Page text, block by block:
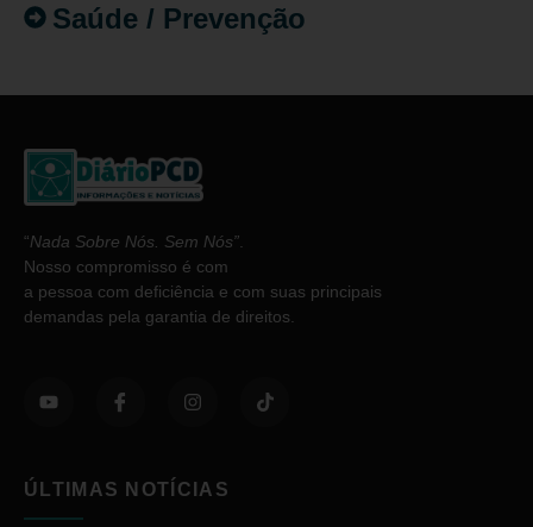
Saúde / Prevenção
“Nada Sobre Nós. Sem Nós”
Nosso compromisso é com
a pessoa com deficiência e com suas principais
demandas pela garantia de direitos.
ÚLTIMAS NOTÍCIAS